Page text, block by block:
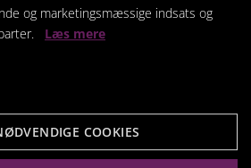
og marketingsmæssige indsats og
Læs mere
COOKIES